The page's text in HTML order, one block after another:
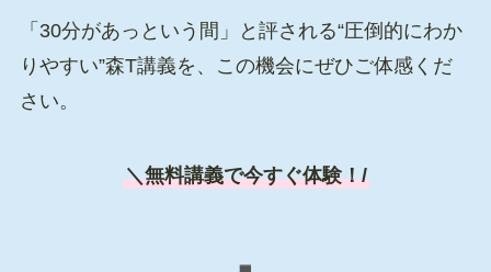
「30分があっという間」と評される“圧倒的にわか
りやすい”森T講義を、この機会にぜひご体感くだ
さい。
＼無料講義で今すぐ体験！/